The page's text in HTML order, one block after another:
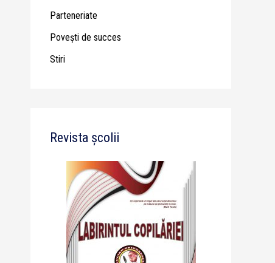
Parteneriate
Poveşti de succes
Stiri
Revista școlii